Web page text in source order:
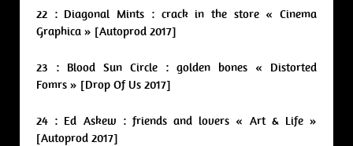
22 : Diagonal Mints : crack in the store « Cinema
Graphica » [Autoprod 2017]
23 : Blood Sun Circle : golden bones « Distorted
Fomrs » [Drop Of Us 2017]
24 : Ed Askew : friends and lovers « Art & Life »
[Autoprod 2017]